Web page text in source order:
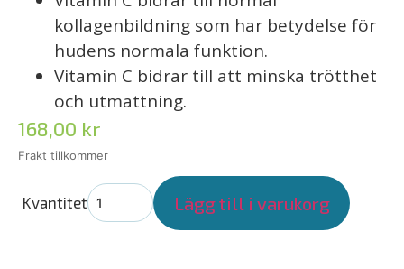
kollagenbildning som har betydelse för
hudens normala funktion.
Vitamin C bidrar till att minska trötthet
och utmattning.
168,00 kr
Kvantitet Lägg till i varukorg